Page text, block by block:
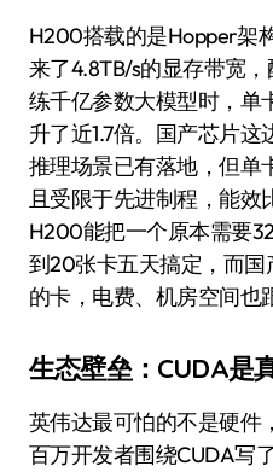
H200搭载的是Hopper架
来了4.8TB/s的显存带宽
练千亿参数大模型时，单
升了近1.7倍。国产芯片这
推理场景已有落地，但单
且受限于先进制程，能效
H200能把一个原本需要
到20张卡五天搞定，而
的卡，电费、机房空间也
生态壁垒：CUDA是
英伟达最可怕的不是硬件
百万开发者围绕CUDA写